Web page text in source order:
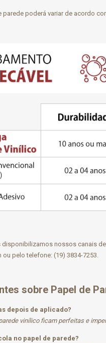
poderá variar de acordo
nossos canais
ou pelo telefone: (19) 3834-7253.
sobre Papel de
depois de aplicado?
vinílico ficam perfeitas e
no papel de parede?